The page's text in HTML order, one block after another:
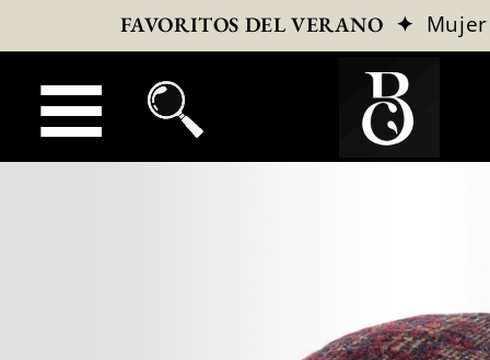
FAVORITOS DEL VERANO ✦ Mujer